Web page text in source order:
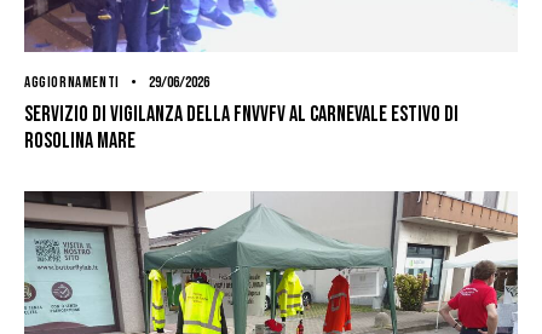
AGGIORNAMENTI 29/06/2026
Servizio di vigilanza della FNVVFV al Carnevale Estivo di
Rosolina Mare